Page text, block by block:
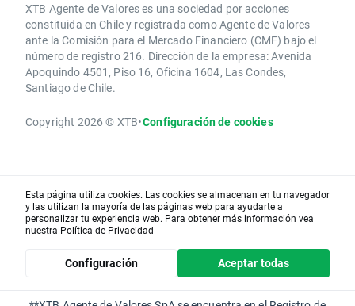
XTB Agente de Valores es una sociedad por acciones
constituida en Chile y registrada como Agente de Valores
ante la Comisión para el Mercado Financiero (CMF) bajo el
número de registro 216. Dirección de la empresa: Avenida
Apoquindo 4501, Piso 16, Oficina 1604, Las Condes,
Santiago de Chile.
Copyright 2026 © XTB•Configuración de cookies
Esta página utiliza cookies. Las cookies se almacenan en tu navegador
y las utilizan la mayoría de las páginas web para ayudarte a
personalizar tu experiencia web. Para obtener más información vea
nuestra Política de Privacidad
Configuración Aceptar todas